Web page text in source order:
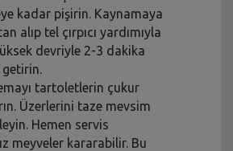
kadar pişirin. Kaynamaya
alıp tel çırpıcı yardımıyla
devriyle 2-3 dakika
getirin.
tartoletlerin çukur
Üzerlerini taze mevsim
Hemen servis
meyveler kararabilir. Bu